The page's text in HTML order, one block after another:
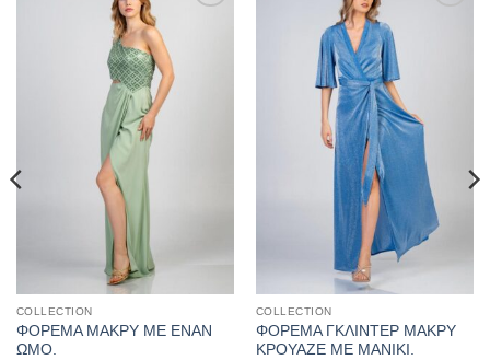
αγαπημένα
COLLECTION
ΦΟΡΕΜΑ ΜΑΚΡΥ ΜΕ ΕΝΑΝ
ΩΜΟ.
COLLECTION
ΦΟΡΕΜΑ ΓΚΛΙΝΤΕΡ ΜΑΚΡΥ
ΚΡΟΥΑΖΕ ΜΕ ΜΑΝΙΚΙ.